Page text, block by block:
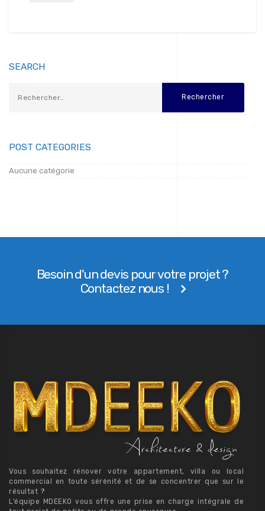
SEARCH
POST CATEGORIES
Aucune catégorie
Besoin d'un devis pour votre projet ?
Contactez nous !
Vous souhaitez rénover votre appartement, villa ou local
commercial en toute sérénité et de se concentrer que sur le
résultat ?
L’équipe MDEEKO vous offre une prise en charge intégrale de